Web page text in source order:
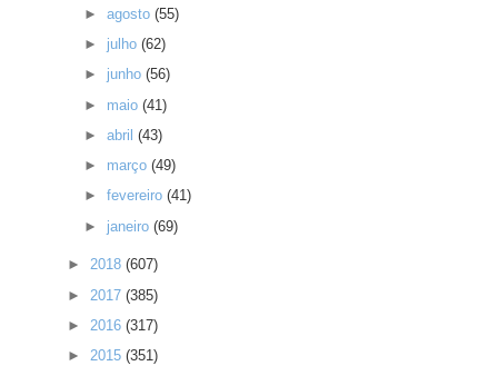
►agosto(55)
► julho(62)
► junho(56)
► maio(41)
►abril(43)
► março(49)
►fevereiro(41)
► janeiro(69)
► 2018 (607)
► 2017 (385)
► 2016 (317)
► 2015 (351)